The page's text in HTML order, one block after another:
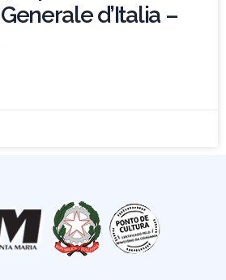
d’Italia –